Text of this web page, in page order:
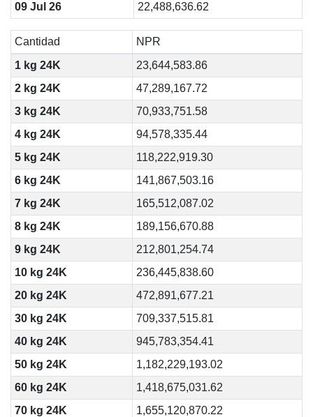
09 Jul 26
22,488,636.62
Cantidad
NPR
1 kg 24K
23,644,583.86
2 kg 24K
47,289,167.72
3 kg 24K
70,933,751.58
4 kg 24K
94,578,335.44
5 kg 24K
118,222,919.30
6 kg 24K
141,867,503.16
7 kg 24K
165,512,087.02
8 kg 24K
189,156,670.88
9 kg 24K
212,801,254.74
10 kg 24K
236,445,838.60
20 kg 24K
472,891,677.21
30 kg 24K
709,337,515.81
40 kg 24K
945,783,354.41
50 kg 24K
1,182,229,193.02
60 kg 24K
1,418,675,031.62
70 kg 24K
1,655,120,870.22